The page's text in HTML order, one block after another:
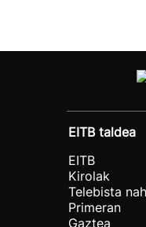
EITB taldea
EITB
Kirolak
Telebista
Primeran
Gaztea